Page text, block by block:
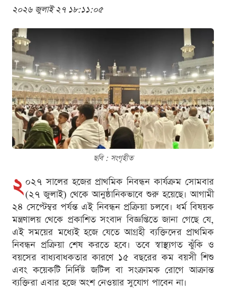
২০২৬ জুলাই ২৭ ১৮:১১:০৫
ছবি : সংগৃহীত
২ ০২৭ সালের হজের প্রাথমিক নিবন্ধন কার্যক্রম সোমবার
(২৭ জুলাই) থেকে আনুষ্ঠানিকভাবে শুরু হয়েছে। আগামী
২৪ সেপ্টেম্বর পর্যন্ত এই নিবন্ধন প্রক্রিয়া চলবে। ধর্ম বিষয়ক
মন্ত্রণালয় থেকে প্রকাশিত সংবাদ বিজ্ঞপ্তিতে জানা গেছে যে,
এই সময়ের মধ্যেই হজে যেতে আগ্রহী ব্যক্তিদের প্রাথমিক
নিবন্ধন প্রক্রিয়া শেষ করতে হবে। তবে স্বাস্থ্যগত ঝুঁকি ও
বয়সের বাধ্যবাধকতার কারণে ১৫ বছরের কম বয়সী শিশু
এবং কয়েকটি নির্দিষ্ট জটিল বা সংক্রামক রোগে আক্রান্ত
ব্যক্তিরা এবার হজে অংশ নেওয়ার সুযোগ পাবেন না।